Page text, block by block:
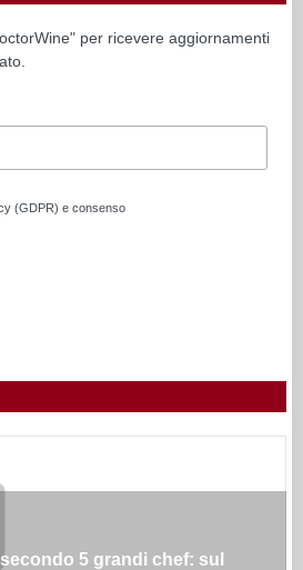
per ricevere aggiornamenti
(GDPR) e consenso
5 grandi chef: sul